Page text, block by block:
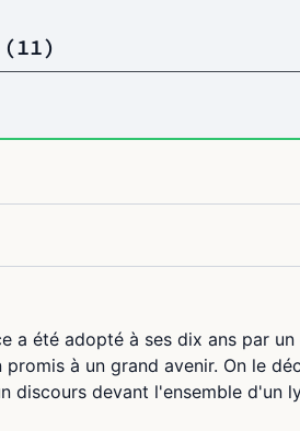
(11)
a été adopté à ses dix ans par
à un grand avenir. On le
discours devant l'ensemble d'un